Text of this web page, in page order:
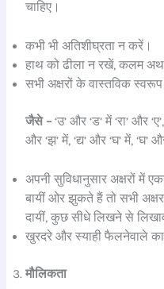
चाहिए।
कभी भी अतिशीघ्रता न करें।
हाथ को ढीला न रखें, कलम
सभी अक्षरों के वास्तविक
जैसे – ‘उ’ और ‘ड’ में ‘रा’ और
और ‘झ’ में, ‘द्य’ और ‘घ’ में, ‘घ’
अपनी सुविधानुसार अक्षरों में
बायीं ओर झुकते हैं तो सभी
दायीं, कुछ सीधे लिखने से
खुरदरे और स्याही फैलनेवाले
मौलिकता